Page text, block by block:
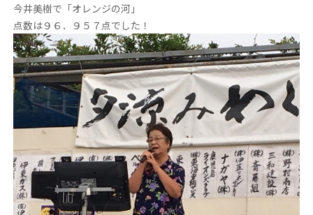
今井美樹で「オレンジの河」
点数は９６．９５７点でした！